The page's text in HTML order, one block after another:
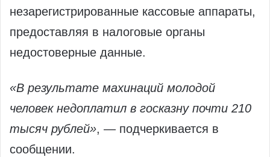
незарегистрированные кассовые аппараты,
предоставляя в налоговые органы
недостоверные данные.
«В результате махинаций молодой
человек недоплатил в госказну почти 210
тысяч рублей», — подчеркивается в
сообщении.